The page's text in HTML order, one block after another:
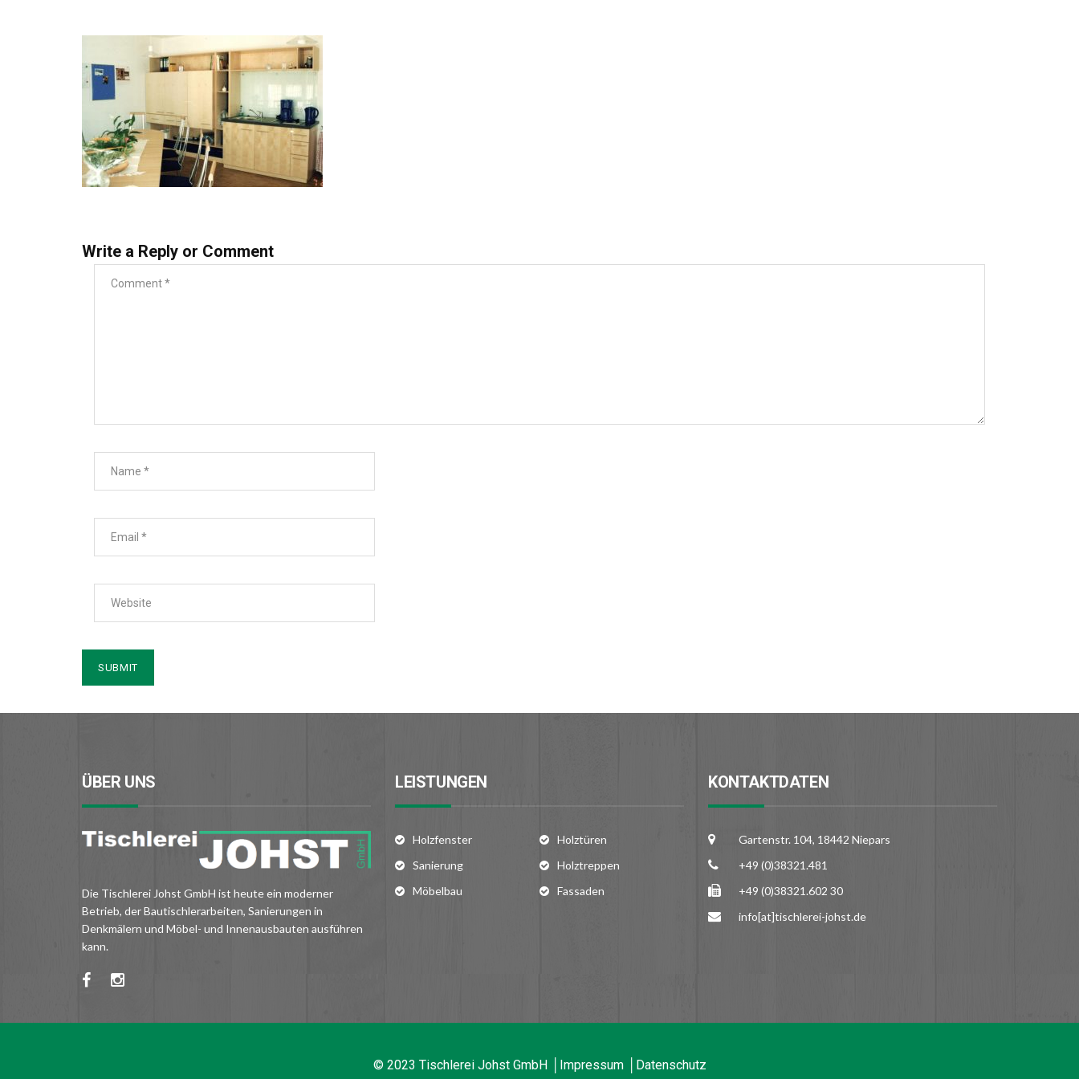
Write a Reply or Comment
ÜBER UNS
Die Tischlerei Johst GmbH ist heute ein moderner
Betrieb, der Bautischlerarbeiten, Sanierungen in
Denkmälern und Möbel- und Innenausbauten ausführen
kann.
LEISTUNGEN
Holzfenster
Holztüren
Sanierung
Holztreppen
Möbelbau
Fassaden
KONTAKTDATEN
Gartenstr. 104, 18442 Niepars
+49 (0)38321.481
+49 (0)38321.602 30
info[at]tischlerei-johst.de
© 2023 Tischlerei Johst GmbH │ Impressum│ Datenschutz